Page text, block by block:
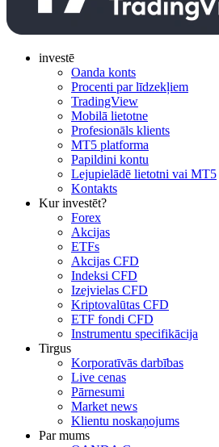
investē
Oanda konts
Procenti par līdzekļiem
TradingView
Mobilā lietotne
Profesionāls klients
MT5 platforma
Papildini kontu
Lejupielādē lietotni vai MT5
Kontakts
Kur investēt?
Forex
Akcijas
ETFs
Akcijas CFD
Indeksi CFD
Izejvielas CFD
Kriptovalūtas CFD
ETF fondi CFD
Instrumentu specifikācija
Tirgus
Korporatīvās darbības
Live cenas
Pārnesumi
Market news
Klientu noskaņojums
Par mums